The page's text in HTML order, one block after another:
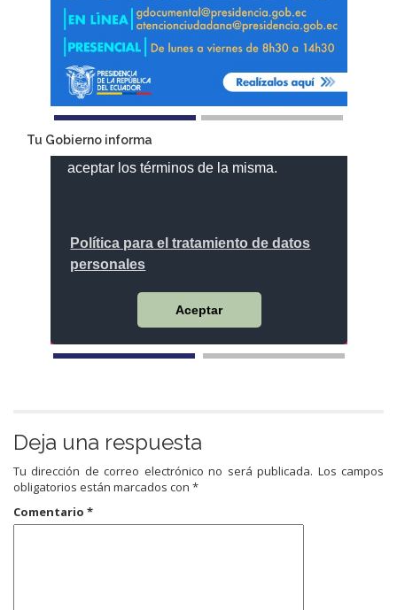
Tu Gobierno informa
Deja una respuesta
Tu dirección de correo electrónico no será publicada. Los campos
obligatorios están marcados con *
Comentario *